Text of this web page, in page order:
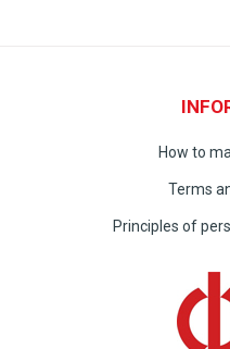
How to
Terms
Principles of